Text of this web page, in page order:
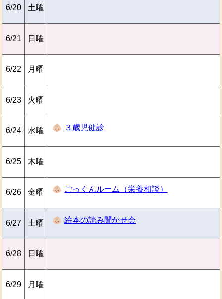
6/20 土曜
6/21 日曜
6/22 月曜
6/23 火曜
6/24 水曜 ３歳児健診
6/25 木曜
6/26 金曜 ごっくんルーム（栄養相談）
6/27 土曜 絵本の読み聞かせ会
6/28 日曜
6/29 月曜